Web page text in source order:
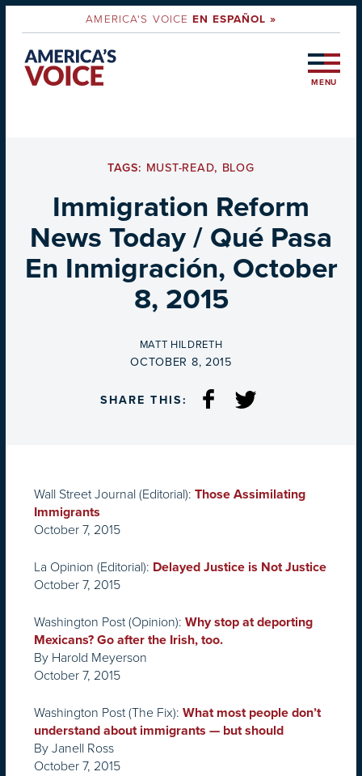
AMERICA'S VOICEEN ESPAÑOL »
MENU
TAGS: MUST-READ, BLOG
Immigration Reform
News Today / Qué Pasa
En Inmigración, October
8, 2015
BY
MATT HILDRETH
ON
OCTOBER 8, 2015
SHARE THIS:
Wall Street Journal(Editorial): Those Assimilating
Immigrants
October 7, 2015
La Opinion (Editorial): Delayed Justice is Not Justice
October 7, 2015
Washington Post(Opinion): Why stop at deporting
Mexicans? Go after the Irish, too.
By Harold Meyerson
October 7, 2015
Washington Post(The Fix): What most people don’t
understand about immigrants — but should
By Janell Ross
October 7, 2015